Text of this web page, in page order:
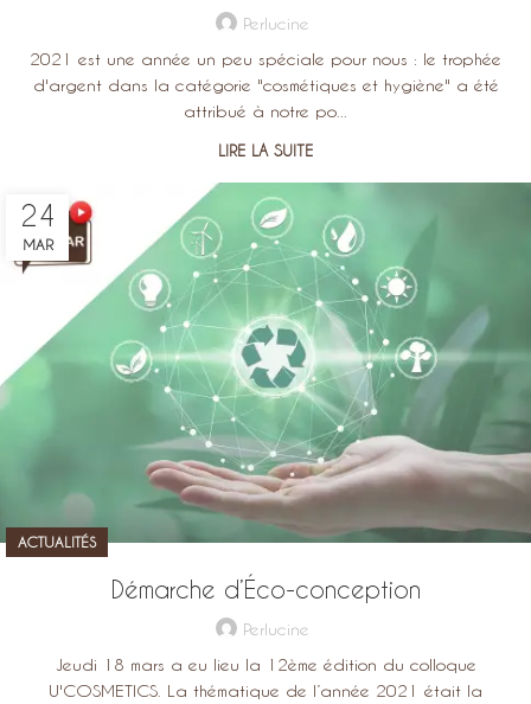
Perlucine
2021 est une année un peu spéciale pour nous : le trophée
d'argent dans la catégorie "cosmétiques et hygiène" a été
attribué à notre po...
LIRE LA SUITE
24
MAR
ACTUALITÉS
Démarche d’Éco-conception
Perlucine
Jeudi 18 mars a eu lieu la 12ème édition du colloque
U'COSMETICS. La thématique de l’année 2021 était la